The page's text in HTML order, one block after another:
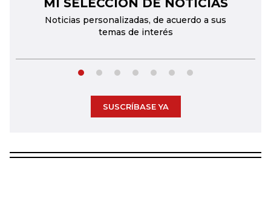
MI SELECCIÓN DE NOTICIAS
Noticias personalizadas, de acuerdo a sus
temas de interés
SUSCRÍBASE YA